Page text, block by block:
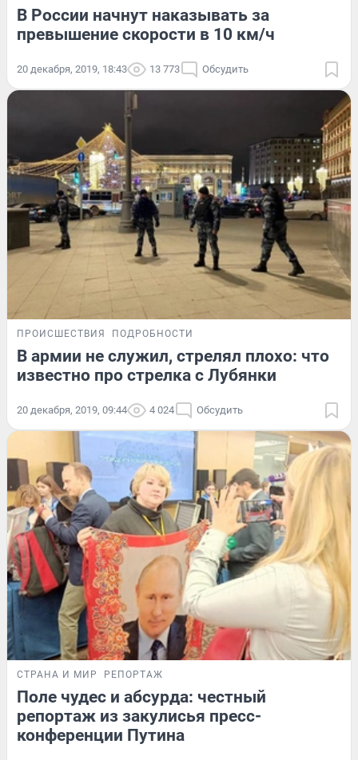
В России начнут наказывать за
превышение скорости в 10 км/ч
20 декабря, 2019, 18:43 13 773 Обсудить
ПРОИСШЕСТВИЯ ПОДРОБНОСТИ
В армии не служил, стрелял плохо: что
известно про стрелка с Лубянки
20 декабря, 2019, 09:44 4 024 Обсудить
СТРАНА И МИР РЕПОРТАЖ
Поле чудес и абсурда: честный
репортаж из закулисья пресс-
конференции Путина